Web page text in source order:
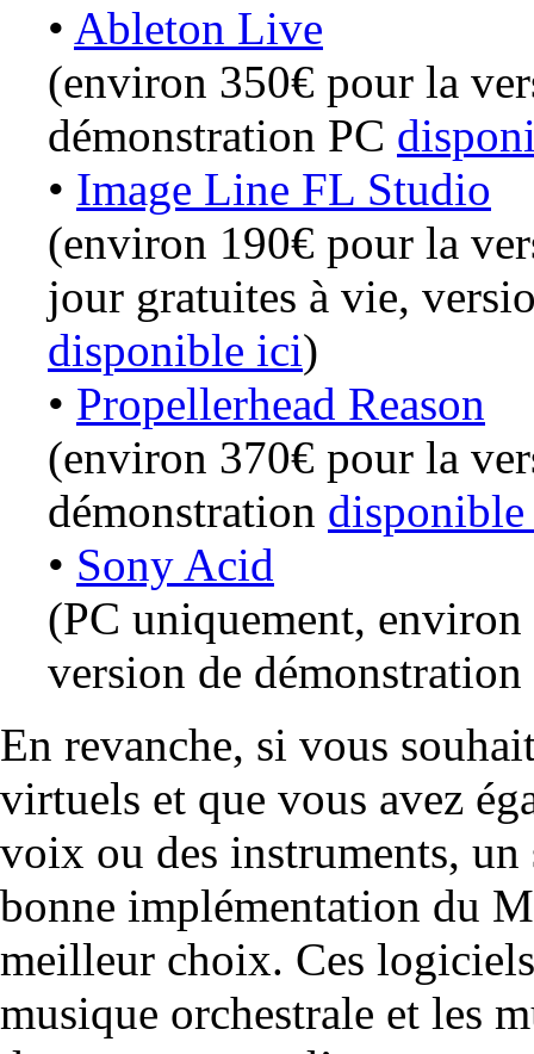
• Ableton Live
(environ 350€ pour la
démonstration PC
• Image Line FL Studio
(environ 190€ pour la
jour gratuites à vie,
disponible ici)
• Propellerhead Reason
(environ 370€ pour la
démonstration
• Sony Acid
(PC uniquement,
version de démonstration
En revanche, si vous
virtuels et que vous avez
voix ou des instruments, un
bonne implémentation du
meilleur choix. Ces
musique orchestrale et les